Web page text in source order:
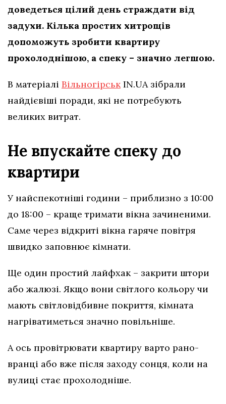
доведеться цілий день страждати від
задухи. Кілька простих хитрощів
допоможуть зробити квартиру
прохолоднішою, а спеку – значно легшою.
В матеріалі ВільногірськIN.UA зібрали
найдієвіші поради, які не потребують
великих витрат.
Не впускайте спеку до
квартири
У найспекотніші години – приблизно з 10:00
до 18:00 – краще тримати вікна зачиненими.
Саме через відкриті вікна гаряче повітря
швидко заповнює кімнати.
Ще один простий лайфхак – закрити штори
або жалюзі. Якщо вони світлого кольору чи
мають світловідбивне покриття, кімната
нагріватиметься значно повільніше.
А ось провітрювати квартиру варто рано-
вранці або вже після заходу сонця, коли на
вулиці стає прохолодніше.